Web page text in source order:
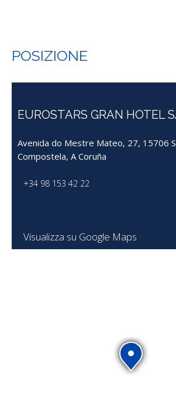
POSIZIONE
EUROSTARS GRAN HOTEL
Avenida do Mestre Mateo, 27, 15706
Compostela, A Coruña
+34 98 153 42 22
Visualizza su Google Maps